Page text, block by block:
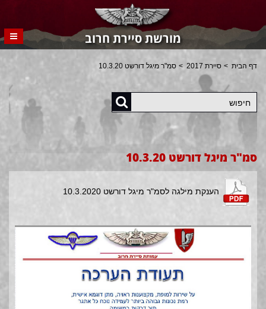
מורשת סיירת חרוב
דף הבית סיירת 2017 סמ"ר מיגל דורשט 10.3.20
חיפוש
סמ"ר מיגל דורשט 10.3.20
הענקת מילגה לסמ"ר מיגל דורשט 10.3.2020